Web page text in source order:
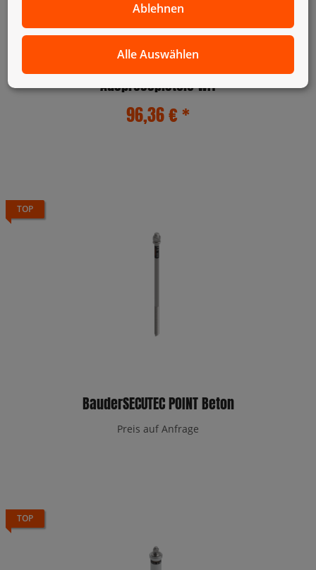
Auspresspistole WIT
96,36 €*
TOP
BauderSECUTEC POINT Beton
Preis auf Anfrage
TOP
Ablehnen
Alle Auswählen